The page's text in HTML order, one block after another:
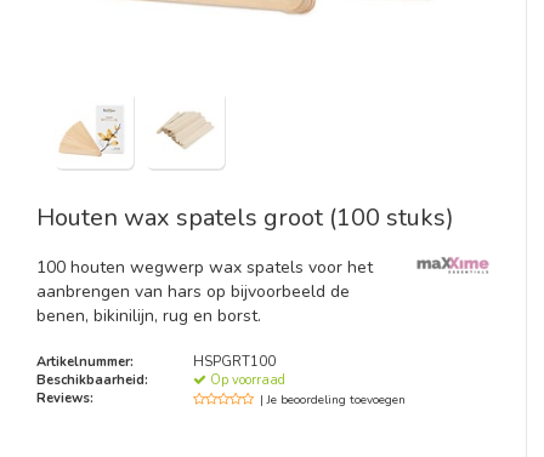
Houten wax spatels groot (100 stuks)
100 houten wegwerp wax spatels voor het
aanbrengen van hars op bijvoorbeeld de
benen, bikinilijn, rug en borst.
Artikelnummer:
HSPGRT100
Beschikbaarheid:
Op voorraad
Reviews:
| Je beoordeling toevoegen